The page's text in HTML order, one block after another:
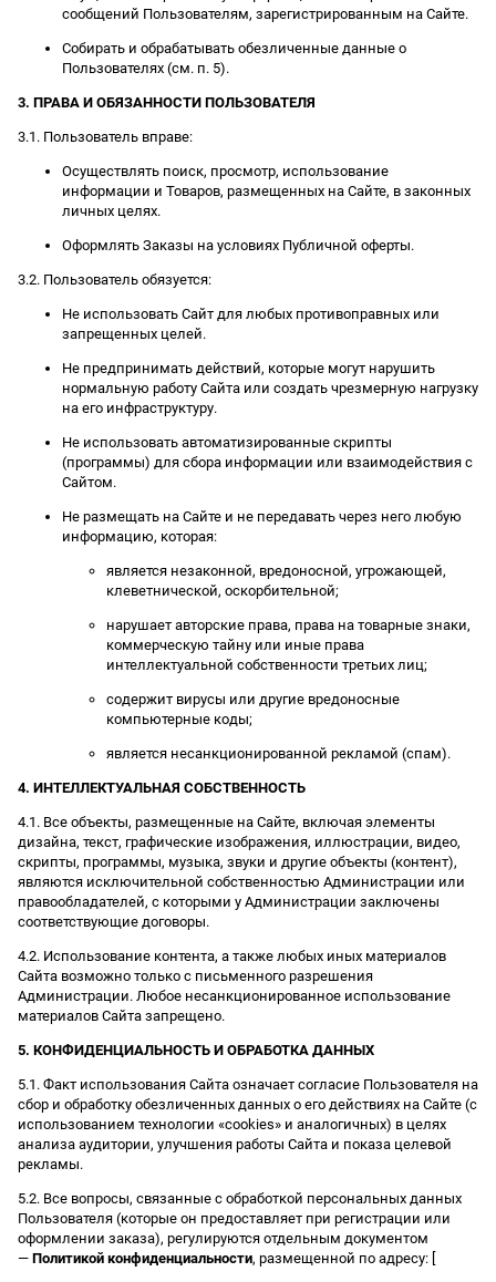
сообщений Пользователям, зарегистрированным на Сайте.
Собирать и обрабатывать обезличенные данные о
Пользователях (см. п. 5).
3. ПРАВА И ОБЯЗАННОСТИ ПОЛЬЗОВАТЕЛЯ
3.1. Пользователь вправе:
Осуществлять поиск, просмотр, использование
информации и Товаров, размещенных на Сайте, в законных
личных целях.
Оформлять Заказы на условиях Публичной оферты.
3.2. Пользователь обязуется:
Не использовать Сайт для любых противоправных или
запрещенных целей.
Не предпринимать действий, которые могут нарушить
нормальную работу Сайта или создать чрезмерную нагрузку
на его инфраструктуру.
Не использовать автоматизированные скрипты
(программы) для сбора информации или взаимодействия с
Сайтом.
Не размещать на Сайте и не передавать через него любую
информацию, которая:
является незаконной, вредоносной, угрожающей,
клеветнической, оскорбительной;
нарушает авторские права, права на товарные знаки,
коммерческую тайну или иные права
интеллектуальной собственности третьих лиц;
содержит вирусы или другие вредоносные
компьютерные коды;
является несанкционированной рекламой (спам).
4. ИНТЕЛЛЕКТУАЛЬНАЯ СОБСТВЕННОСТЬ
4.1. Все объекты, размещенные на Сайте, включая элементы
дизайна, текст, графические изображения, иллюстрации, видео,
скрипты, программы, музыка, звуки и другие объекты (контент),
являются исключительной собственностью Администрации или
правообладателей, с которыми у Администрации заключены
соответствующие договоры.
4.2. Использование контента, а также любых иных материалов
Сайта возможно только с письменного разрешения
Администрации. Любое несанкционированное использование
материалов Сайта запрещено.
5. КОНФИДЕНЦИАЛЬНОСТЬ И ОБРАБОТКА ДАННЫХ
5.1. Факт использования Сайта означает согласие Пользователя на
сбор и обработку обезличенных данных о его действиях на Сайте (с
использованием технологии «cookies» и аналогичных) в целях
анализа аудитории, улучшения работы Сайта и показа целевой
рекламы.
5.2. Все вопросы, связанные с обработкой персональных данных
Пользователя (которые он предоставляет при регистрации или
оформлении заказа), регулируются отдельным документом
— Политикой конфиденциальности, размещенной по адресу: [